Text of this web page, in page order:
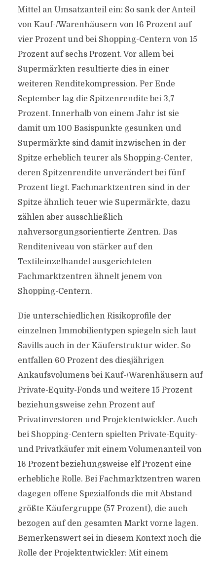
Mittel an Umsatzanteil ein: So sank der Anteil
von Kauf-/Warenhäusern von 16 Prozent auf
vier Prozent und bei Shopping-Centern von 15
Prozent auf sechs Prozent. Vor allem bei
Supermärkten resultierte dies in einer
weiteren Renditekompression. Per Ende
September lag die Spitzenrendite bei 3,7
Prozent. Innerhalb von einem Jahr ist sie
damit um 100 Basispunkte gesunken und
Supermärkte sind damit inzwischen in der
Spitze erheblich teurer als Shopping-Center,
deren Spitzenrendite unverändert bei fünf
Prozent liegt. Fachmarktzentren sind in der
Spitze ähnlich teuer wie Supermärkte, dazu
zählen aber ausschließlich
nahversorgungsorientierte Zentren. Das
Renditeniveau von stärker auf den
Textileinzelhandel ausgerichteten
Fachmarktzentren ähnelt jenem von
Shopping-Centern.
Die unterschiedlichen Risikoprofile der
einzelnen Immobilientypen spiegeln sich laut
Savills auch in der Käuferstruktur wider. So
entfallen 60 Prozent des diesjährigen
Ankaufsvolumens bei Kauf-/Warenhäusern auf
Private-Equity-Fonds und weitere 15 Prozent
beziehungsweise zehn Prozent auf
Privatinvestoren und Projektentwickler. Auch
bei Shopping-Centern spielten Private-Equity-
und Privatkäufer mit einem Volumenanteil von
16 Prozent beziehungsweise elf Prozent eine
erhebliche Rolle. Bei Fachmarktzentren waren
dagegen offene Spezialfonds die mit Abstand
größte Käufergruppe (57 Prozent), die auch
bezogen auf den gesamten Markt vorne lagen.
Bemerkenswert sei in diesem Kontext noch die
Rolle der Projektentwickler: Mit einem